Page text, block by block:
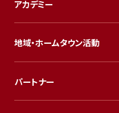
アカデミー
地域・ホームタウン活動
パートナー